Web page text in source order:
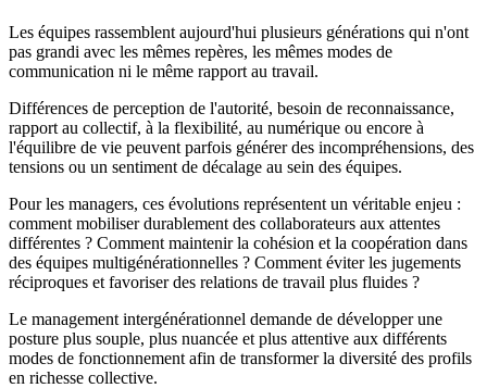
Les équipes rassemblent aujourd'hui plusieurs générations qui n'ont
pas grandi avec les mêmes repères, les mêmes modes de
communication ni le même rapport au travail.
Différences de perception de l'autorité, besoin de reconnaissance,
rapport au collectif, à la flexibilité, au numérique ou encore à
l'équilibre de vie peuvent parfois générer des incompréhensions, des
tensions ou un sentiment de décalage au sein des équipes.
Pour les managers, ces évolutions représentent un véritable enjeu :
comment mobiliser durablement des collaborateurs aux attentes
différentes ? Comment maintenir la cohésion et la coopération dans
des équipes multigénérationnelles ? Comment éviter les jugements
réciproques et favoriser des relations de travail plus fluides ?
Le management intergénérationnel demande de développer une
posture plus souple, plus nuancée et plus attentive aux différents
modes de fonctionnement afin de transformer la diversité des profils
en richesse collective.